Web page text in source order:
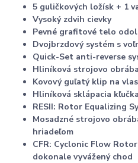
5 guličkových ložísk + 1
Vysoký zdvih cievky
Pevné grafitové telo
Dvojbrzdový systém s
Quick-Set anti-reverse
Hliníková strojovo
Kovový guľatý klip na
Hliníková sklápacia
RESII: Rotor Equalizing
Mosadzné strojovo
hriadeľom
CFR: Cyclonic Flow
dokonale vyvážený chod